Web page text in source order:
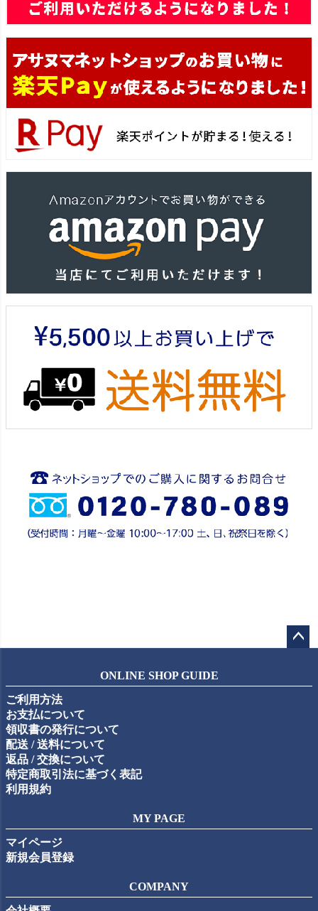
ップ
ONLINE SHOP GUIDE
ご利用方法
お支払について
領収書の発行について
配送 / 送料について
返品 / 交換について
特定商取引法に基づく表記
利用規約
MY PAGE
マイページ
新規会員登録
COMPANY